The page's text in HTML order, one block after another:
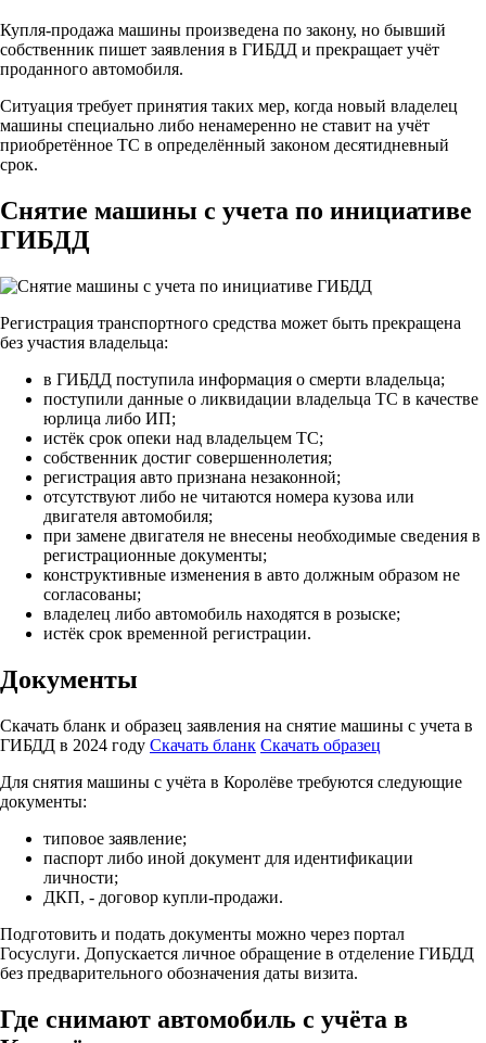
Купля-продажа машины произведена по закону, но бывший
собственник пишет заявления в ГИБДД и прекращает учёт
проданного автомобиля.
Ситуация требует принятия таких мер, когда новый владелец
машины специально либо ненамеренно не ставит на учёт
приобретённое ТС в определённый законом десятидневный
срок.
Снятие машины с учета по инициативе
ГИБДД
Регистрация транспортного средства может быть прекращена
без участия владельца:
в ГИБДД поступила информация о смерти владельца;
поступили данные о ликвидации владельца ТС в качестве
юрлица либо ИП;
истёк срок опеки над владельцем ТС;
собственник достиг совершеннолетия;
регистрация авто признана незаконной;
отсутствуют либо не читаются номера кузова или
двигателя автомобиля;
при замене двигателя не внесены необходимые сведения в
регистрационные документы;
конструктивные изменения в авто должным образом не
согласованы;
владелец либо автомобиль находятся в розыске;
истёк срок временной регистрации.
Документы
Скачать бланк и образец заявления на снятие машины с учета в
ГИБДД в 2024 году Скачать бланк Скачать образец
Для снятия машины с учёта в Королёве требуются следующие
документы:
типовое заявление;
паспорт либо иной документ для идентификации
личности;
ДКП, - договор купли-продажи.
Подготовить и подать документы можно через портал
Госуслуги. Допускается личное обращение в отделение ГИБДД
без предварительного обозначения даты визита.
Где снимают автомобиль с учёта в